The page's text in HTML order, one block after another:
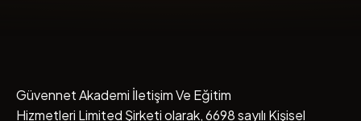
Güvennet Akademi İletişim Ve Eğitim
Hizmetleri Limited Şirketi olarak, 6698 sayılı Kişisel